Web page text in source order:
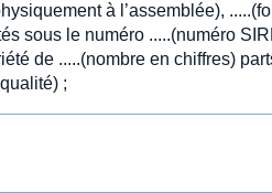
à l’assemblée),
sous le numéro .....(numéro
de .....(nombre en chiffres)
;